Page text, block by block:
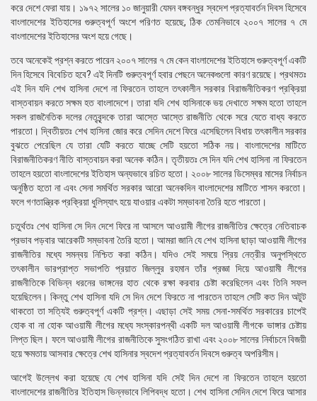
করে দেশে ফেরা যায়। ১৯৭২ সালের ১০ জানুয়ারী যেমন বঙ্গবন্ধুর স্বদেশ প্রত্যাবর্তন দিবস হিসেবে
বাংলাদেশের ইতিহাসের গুরুত্বপূর্ণ অংশে পরিণত হয়েছে, ঠিক তেমনিভাবে ২০০৭ সালের ৭ মে
বাংলাদেশের ইতিহাসের অংশ হয়ে গেছে।
তবে অনেকেই প্রশ্ন করতে পারেন ২০০৭ সালের ৭ মে কেন বাংলাদেশের ইতিহাসে গুরুত্বপূর্ণ একটি
দিন হিসেবে বিবেচিত হবে? এই দিনটি গুরুত্বপূর্ণ হবার পেছনে অনেকগুলো কারণ রয়েছে। প্রথমতঃ
এই দিন যদি শেখ হাসিনা দেশে না ফিরতেন তাহলে তৎকালীন সরকার বিরাজনীতিকরণ প্রক্রিয়া
বাস্তবায়ন করতে সক্ষম হত বাংলাদেশে। তারা যদি শেখ হাসিনাকে ভয় দেখাতে সক্ষম হতো তাহলে
সকল রাজনৈতিক দলের নেতৃবৃন্দকে তারা আস্তে আস্তে রাজনীতি থেকে সরে যেতে বাধ্য করতে
পারতো। দ্বিতীয়তঃ শেখ হাসিনা জোর করে সেদিন দেশে ফিরে এসেছিলেন বিধায় তৎকালীন সরকার
বুঝতে পেরেছিল যে তারা যেটি করতে যাচ্ছে সেটি হয়তো সঠিক নয়। বাংলাদেশের মাটিতে
বিরাজনীতিকরণ নীতি বাস্তবায়ন করা অনেক কঠিন। তৃতীয়তঃ সে দিন যদি শেখ হাসিনা না ফিরতেন
তাহলে হয়তো বাংলাদেশের ইতিহাস অন্যভাবে রচিত হতো। ২০০৮ সালের ডিসেম্বর মাসের নির্বাচন
অনুষ্ঠিত হতো না এবং সেনা সমর্থিত সরকার আরো অনেকদিন বাংলাদেশের মাটিতে শাসন করতো।
ফলে গণতান্ত্রিক প্রক্রিয়া ধুলিস্যাৎ হয়ে যাওয়ার একটা সম্ভাবনা তৈরি হতে পারতো।
চতুর্থতঃ শেখ হাসিনা সে দিন দেশে ফিরে না আসলে আওয়ামী লীগের রাজনীতির ক্ষেত্রে নেতিবাচক
প্রভাব পড়বার আরেকটি সম্ভাবনা তৈরি হতো। আমরা জানি যে শেখ হাসিনা ছাড়া আওয়ামী লীগের
রাজনীতির মধ্যে সমন্বয় নিশ্চিত করা কঠিন। যদিও সেই সময়ে প্রিয় নেত্রীর অনুপস্থিতে
তৎকালীন ভারপ্রাপ্ত সভাপতি প্রয়াত জিল্লুর রহমান তাঁর প্রজ্ঞা দিয়ে আওয়ামী লীগের
রাজনীতিকে বিভিন্ন ধরনের ভাঙ্গনের হাত থেকে রক্ষা করবার চেষ্টা করেছিলেন এবং তিনি সফল
হয়েছিলেন। কিন্তু শেখ হাসিনা যদি সে দিন দেশে ফিরতে না পারতেন তাহলে সেটি কত দিন অটুট
থাকতো তা সত্যিই গুরুত্বপূর্ণ একটি প্রশ্ন। এছাড়া সেই সময় সেনা-সমর্থিত সরকারের চাপেই
হোক বা না হোক আওয়ামী লীগের মধ্যে সংস্কারপন্থী একটি দল আওয়ামী লীগকে ভাঙ্গার চেষ্টায়
লিপ্ত ছিল। ফলে আওয়ামী লীগের রাজনীতিকে সুসংগঠিত রাখা এবং ২০০৮ সালের নির্বাচনে বিজয়ী
হয়ে ক্ষমতায় আসবার ক্ষেত্রে শেখ হাসিনার স্বদেশ প্রত্যাবর্তন দিবসে গুরুত্ব অপরিসীম।
আগেই উল্লেখ করা হয়েছে যে শেখ হাসিনা যদি সেই দিন দেশে না ফিরতেন তাহলে হয়তো
বাংলাদেশের রাজনীতির ইতিহাস ভিন্নভাবে লিপিবদ্ধ হতো। শেখ হাসিনা সেদিন দেশে ফিরে আসার